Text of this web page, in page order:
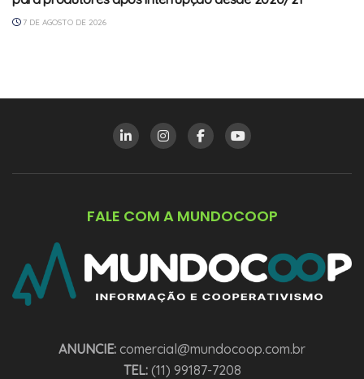
7 DE AGOSTO DE 2026
FALE COM A MUNDOCOOP
ANUNCIE: comercial@mundocoop.com.br
TEL:(11) 99187-7208